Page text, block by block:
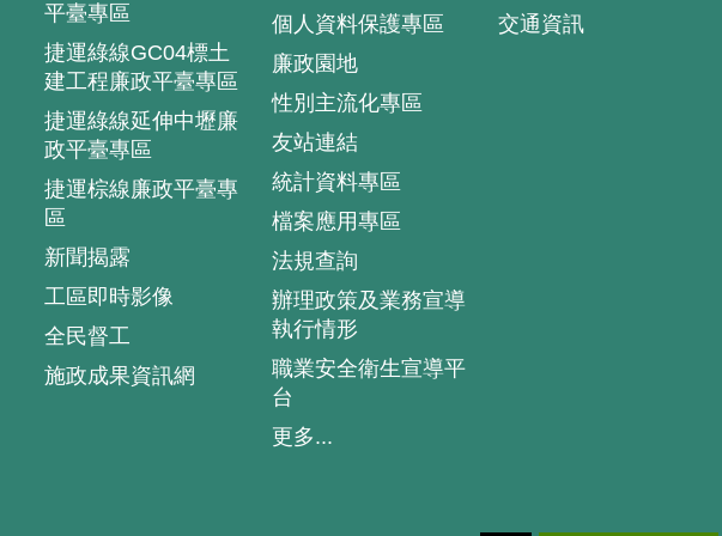
平臺專區
捷運綠線GC04標土
建工程廉政平臺專區
捷運綠線延伸中壢廉
政平臺專區
捷運棕線廉政平臺專
區
新聞揭露
工區即時影像
全民督工
施政成果資訊網
個人資料保護專區
廉政園地
性別主流化專區
友站連結
統計資料專區
檔案應用專區
法規查詢
辦理政策及業務宣導
執行情形
職業安全衛生宣導平
台
更多...
交通資訊